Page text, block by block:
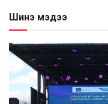
Шинэ мэдээ